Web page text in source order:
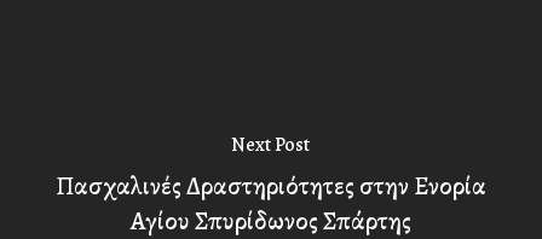
Next Post
Πασχαλινές Δραστηριότητες στην Ενορία
Αγίου Σπυρίδωνος Σπάρτης